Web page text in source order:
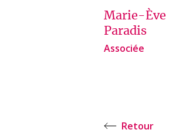
Marie-Ève
Paradis
Associée
Retour